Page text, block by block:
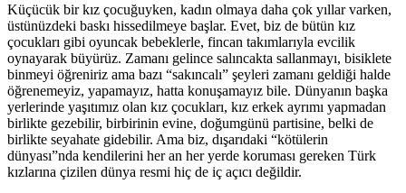
Küçücük bir kız çocuğuyken, kadın olmaya daha çok yıllar varken,
üstünüzdeki baskı hissedilmeye başlar. Evet, biz de bütün kız
çocukları gibi oyuncak bebeklerle, fincan takımlarıyla evcilik
oynayarak büyürüz. Zamanı gelince salıncakta sallanmayı, bisiklete
binmeyi öğreniriz ama bazı “sakıncalı” şeyleri zamanı geldiği halde
öğrenemeyiz, yapamayız, hatta konuşamayız bile. Dünyanın başka
yerlerinde yaşıtımız olan kız çocukları, kız erkek ayrımı yapmadan
birlikte gezebilir, birbirinin evine, doğumgünü partisine, belki de
birlikte seyahate gidebilir. Ama biz, dışarıdaki “kötülerin
dünyası”nda kendilerini her an her yerde koruması gereken Türk
kızlarına çizilen dünya resmi hiç de iç açıcı değildir.